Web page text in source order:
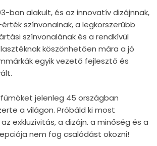
ban alakult, és az innovatív dizájnnak,
színvonalnak, a legkorszerűbb
színvonalának és a rendkívül
köszönhetően mára a jó
egyik vezető fejlesztő és
jelenleg 45 országban
a világon. Próbáld ki most
exkluzivitás, a dizájn. a minőség és a
nem fog csalódást okozni!